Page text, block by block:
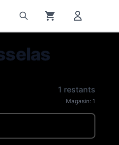
1 restants
Magasin: 1